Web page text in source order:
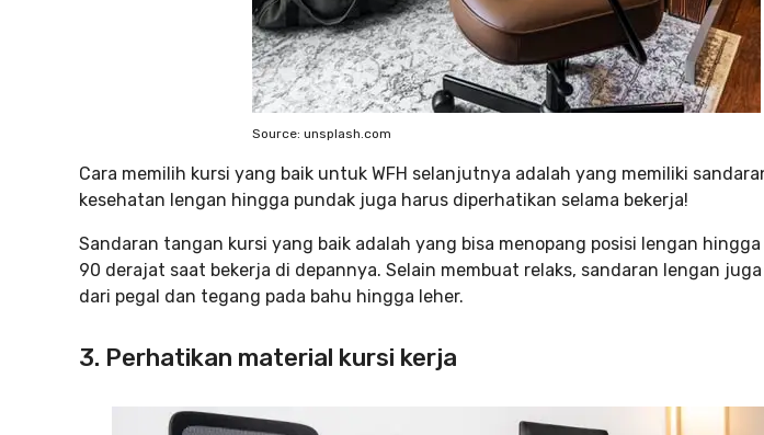
Source: unsplash.com
Cara memilih kursi yang baik untuk WFH selanjutnya adalah yang memiliki
kesehatan lengan hingga pundak juga harus diperhatikan selama bekerja!
Sandaran tangan kursi yang baik adalah yang bisa menopang posisi lengan
90 derajat saat bekerja di depannya. Selain membuat relaks, sandaran lengan
dari pegal dan tegang pada bahu hingga leher.
3. Perhatikan material kursi kerja